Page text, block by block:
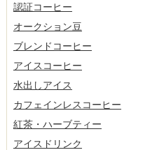
認証コーヒー
オークション豆
ブレンドコーヒー
アイスコーヒー
水出しアイス
カフェインレスコーヒー
紅茶・ハーブティー
アイスドリンク